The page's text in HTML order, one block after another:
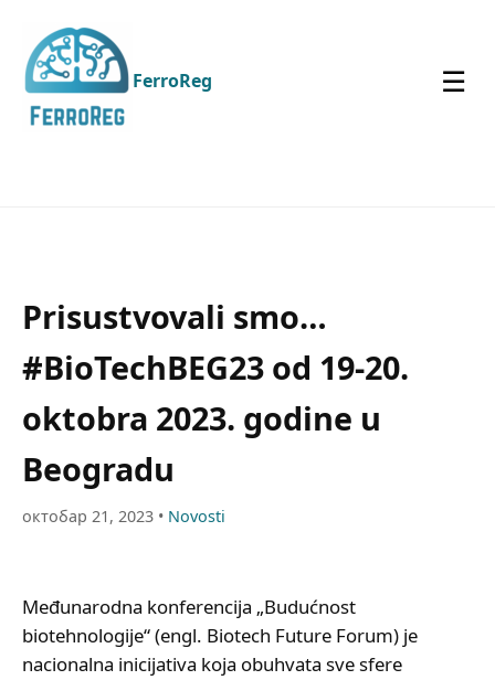
FerroReg ☰
Prisustvovali smo…
#BioTechBEG23 od 19-20.
oktobra 2023. godine u
Beogradu
октобар 21, 2023 • Novosti
Međunarodna konferencija „Budućnost
biotehnologije“ (engl. Biotech Future Forum) je
nacionalna inicijativa koja obuhvata sve sfere